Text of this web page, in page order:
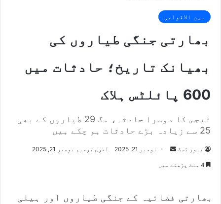
بین الاقوامی
بھارتی جنگی طیاروں کی
بھیانک تاریخ؛ حادثات میں
600 پائلٹس ہلاک
تیجس کا دوسرا حادثہ، مگ 29 طیاروں کے بھی
25 سے زیادہ بڑے حادثات ہو چکے ہیں
نیوز ڈسک
a
نومبر 21, 2025 آخری ترمیم نومبر 21, 2025
بھارتی فضائیہ کے جنگی طیاروں اور ہیلی